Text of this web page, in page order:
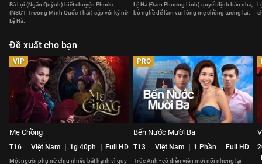
Bà Lợi (Ngân Quỳnh) biết chuyện Phước
(NSƯT Trương Minh Quốc Thái) cặp với kỹ nữ
Lệ Hà.
Lệ Hà (Đàm Phương Linh) quyết định bán nhà,
bỏ nghề để làm vui lòng mẹ chồng tương lai.
Đề xuất cho bạn
VIP
Mẹ Chồng
T16 Việt Nam 1g 40ph Full HD
Một người phụ nữ chịu nhiều bất hạnh vì quy
PRO
Bến Nước Mười Ba
T13 Việt Nam 1 Phần Full HD
Trúc Anh - cô diễn viên mới nổi nhưng lại